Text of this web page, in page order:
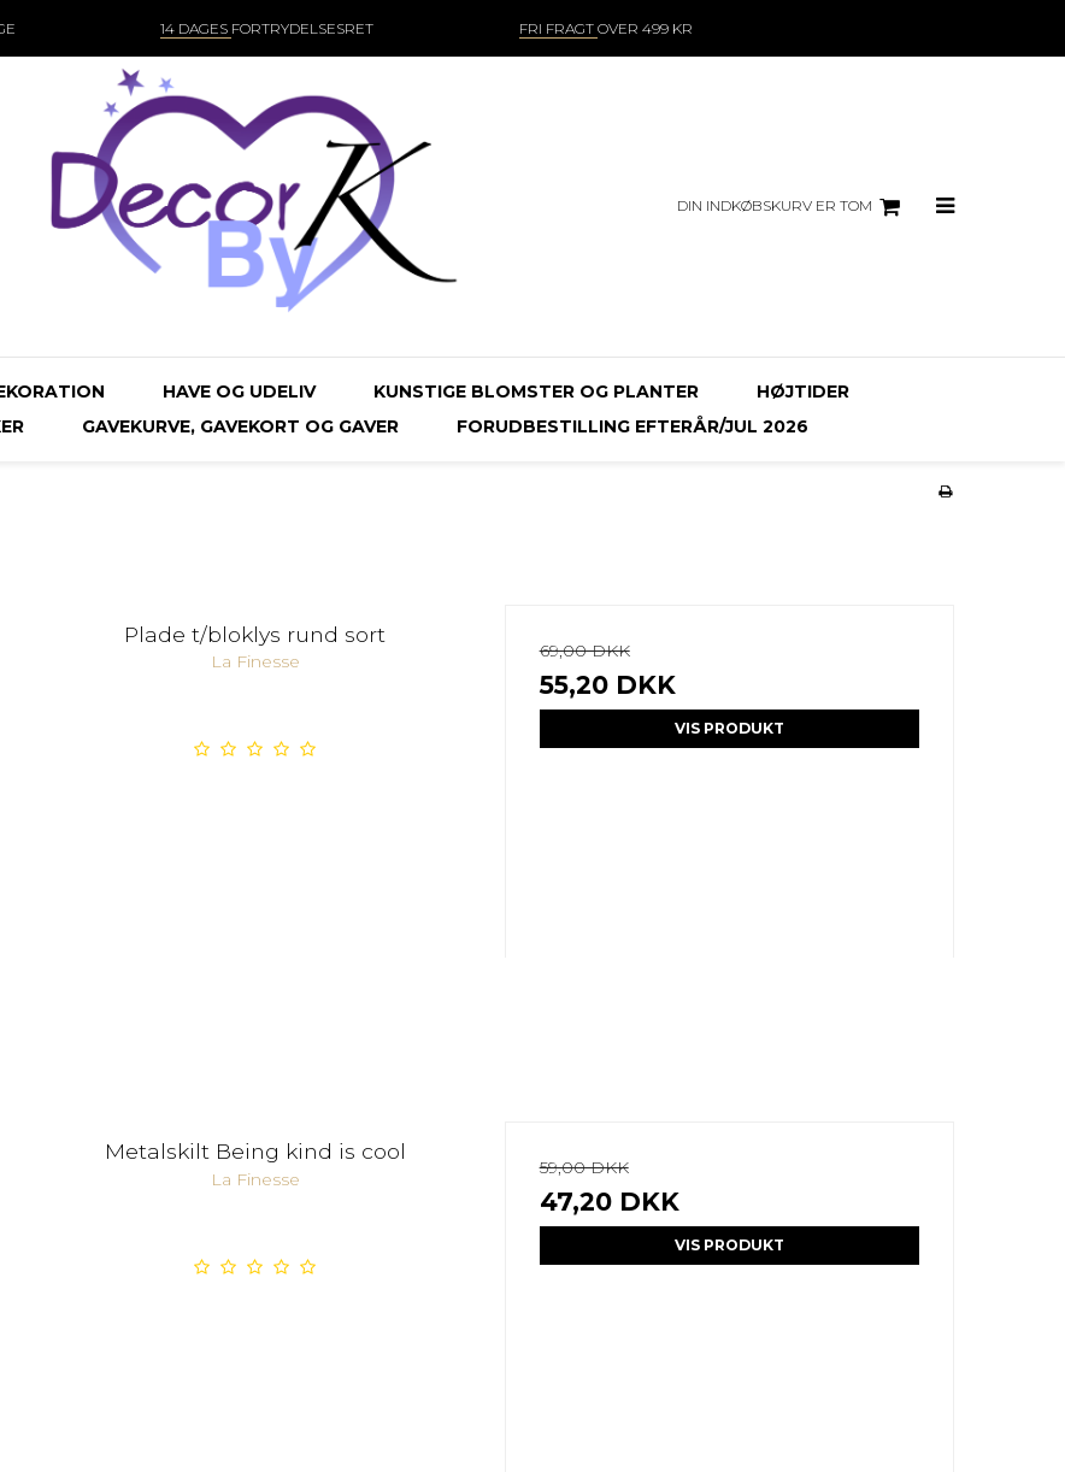
14 DAGES FORTRYDELSESRET FRI FRAGT OVER 499 KR
DIN INDKØBSKURV ER TOM
HAVE OG UDELIV KUNSTIGE BLOMSTER OG PLANTER
HØJTIDER
GAVEKURVE, GAVEKORT OG GAVER FORUDBESTILLING EFTERÅR/JUL 2026
Plade t/bloklys rund sort
La Finesse
69,00 DKK
55,20 DKK
VIS PRODUKT
Metalskilt Being kind is cool
La Finesse
59,00 DKK
47,20 DKK
VIS PRODUKT